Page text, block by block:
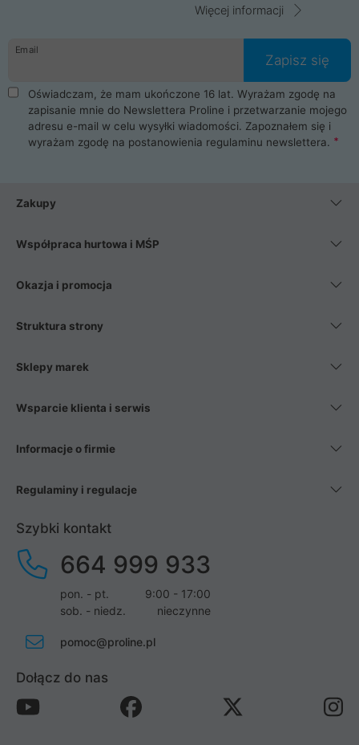
komunikacja ze sklepem komputerowym ProLine jest
danych osobowych. Dlatego zakup notebooka albo laptopa w
ProLine to czysta przyjemność i pełne bezpieczeństwo.
Zaopatrzysz się u nas w akcesoria i części komputerowe
takie jak procesory, karty graficzne, płyty główne, pamięci,
dyski SSD, M.2 oraz HDD. Nasi pracownicy pomogą Ci wybrać
najlepszy zasilacz komputerowy oraz obudowę do komputera.
Poza komputerami mamy również najlepsze na rynku
Smartfony takich producentów jak Xiaomi, Apple, Samsung i
wentylatory. Na koniec mając już to wszystko, możesz
Więcej informacji
Email
Zapisz się
Oświadczam, że mam ukończone 16 lat. Wyrażam zgodę na
zapisanie mnie do Newslettera Proline i przetwarzanie mojego
adresu e-mail w celu wysyłki wiadomości. Zapoznałem się i
wyrażam zgodę na postanowienia regulaminu newslettera.
Zakupy
Współpraca hurtowa i MŚP
Okazja i promocja
Struktura strony
Sklepy marek
Wsparcie klienta i serwis
Informacje o firmie
Regulaminy i regulacje
Szybki kontakt
664 999 933
pon. - pt.
9:00 - 17:00
sob. - niedz.
nieczynne
pomoc@proline.pl
Dołącz do nas